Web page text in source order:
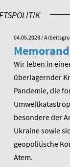
04.05.2023/
Wir leben in
überlagernder
Pandemie, die
besondere der
Ukraine sowie
geopolitische
Atem.